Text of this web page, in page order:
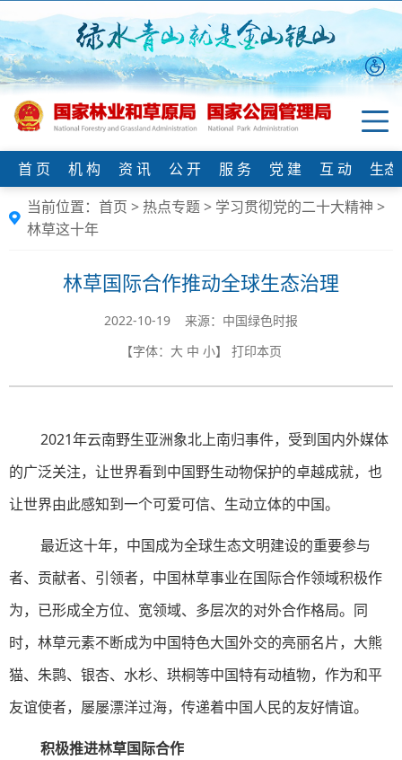
首 页 机 构 资 讯 公 开 服 务 党 建 互 动
生
当前位置： 首页 > 热点专题> 学习贯彻党的二十大精神 >
林草这十年
林草国际合作推动全球生态治理
2022-10-19 来源：中国绿色时报
【字体： 大 中 小】 打印本页
2021年云南野生亚洲象北上南归事件，受到国内外媒体
的广泛关注，让世界看到中国野生动物保护的卓越成就，也
让世界由此感知到一个可爱可信、生动立体的中国。
最近这十年，中国成为全球生态文明建设的重要参与
者、贡献者、引领者，中国林草事业在国际合作领域积极作
为，已形成全方位、宽领域、多层次的对外合作格局。同
时，林草元素不断成为中国特色大国外交的亮丽名片，大熊
猫、朱鹮、银杏、水杉、珙桐等中国特有动植物，作为和平
友谊使者，屡屡漂洋过海，传递着中国人民的友好情谊。
积极推进林草国际合作